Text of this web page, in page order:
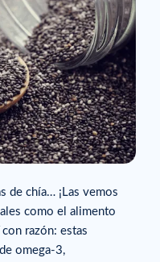
de chía… ¡Las vemos
como el alimento
razón: estas
omega-3,